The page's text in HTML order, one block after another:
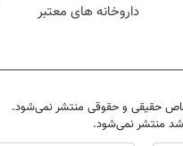
داروخانه های معتبر
حقیقی و حقوقی منتشر نمی‌شود.
منتشر نمی‌شود.